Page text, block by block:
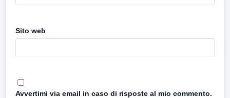
Sito web
Avvertimi via email in caso di risposte al mio commento.